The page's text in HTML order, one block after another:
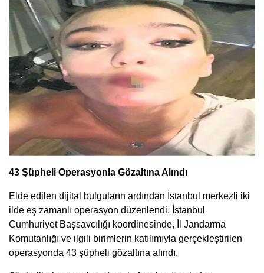
43 Şüpheli Operasyonla Gözaltına Alındı
Elde edilen dijital bulguların ardından İstanbul merkezli iki
ilde eş zamanlı operasyon düzenlendi. İstanbul
Cumhuriyet Başsavcılığı koordinesinde, İl Jandarma
Komutanlığı ve ilgili birimlerin katılımıyla gerçekleştirilen
operasyonda 43 şüpheli gözaltına alındı.